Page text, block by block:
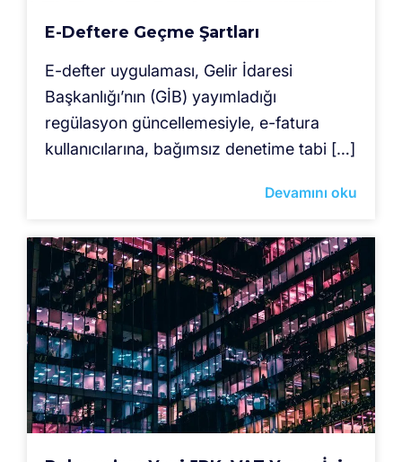
E-Deftere Geçme Şartları
E-defter uygulaması, Gelir İdaresi
Başkanlığı’nın (GİB) yayımladığı
regülasyon güncellemesiyle, e-fatura
kullanıcılarına, bağımsız denetime tabi […]
Devamını oku